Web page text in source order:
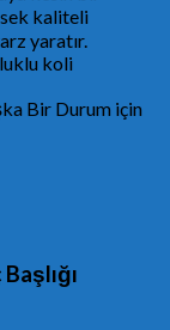
kaliteli
yaratır.
koli
Bir Durum için